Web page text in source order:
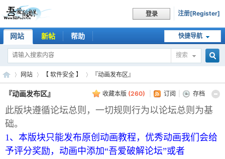
登录 注册[Register]
快捷导航
网站 新帖 帮助
搜索
索
»
网站 【 软件安全 】 『动画发布区』
收藏本版 (260) 订阅 存档
『动画发布区』
此版块遵循论坛总则，一切规则行为以论坛总则为基
础。
1、本版块只能发布原创动画教程，优秀动画我们会给
予评分奖励，动画中添加“吾爱破解论坛”或者